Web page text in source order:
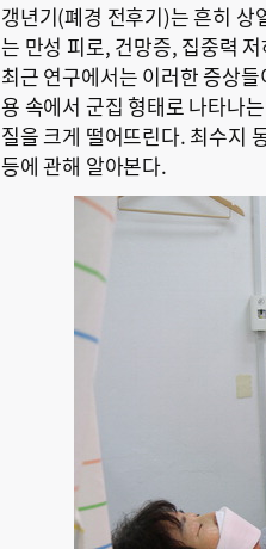
갱년기(폐경 전후기)는 흔히
는 만성 피로, 건망증, 집중력
최근 연구에서는 이러한 증상
용 속에서 군집 형태로 나타나
질을 크게 떨어뜨린다. 최수지
등에 관해 알아본다.